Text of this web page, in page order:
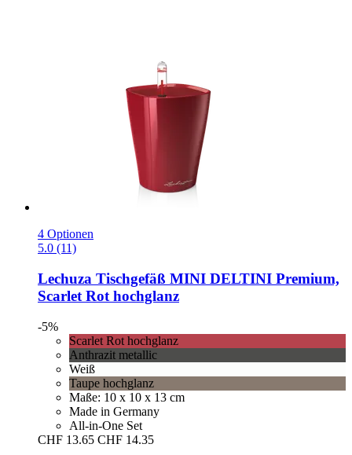
4 Optionen
5.0 (11)
Lechuza Tischgefäß MINI DELTINI Premium,
Scarlet Rot hochglanz
-5%
Scarlet Rot hochglanz
Anthrazit metallic
Weiß
Taupe hochglanz
Maße: 10 x 10 x 13 cm
Made in Germany
All-in-One Set
CHF 13.65 CHF 14.35